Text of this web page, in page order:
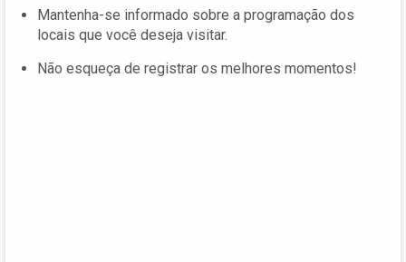
Mantenha-se informado sobre a programação dos
locais que você deseja visitar.
Não esqueça de registrar os melhores momentos!